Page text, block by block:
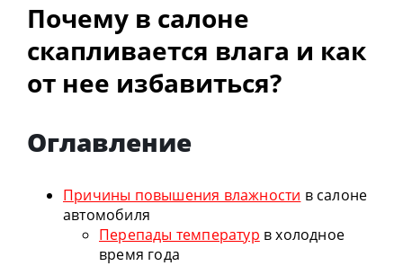
Почему в салоне
скапливается влага и как
от нее избавиться?
Оглавление
Причины повышения влажности в салоне
автомобиля
Перепады температур в холодное
время года